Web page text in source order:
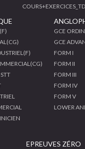
COURS+EXERCICES_TD
GCE
GCE
FORM I
FORM II
FORM III
FORM IV
FORM V
LOWER
EPREUVES ZÉRO